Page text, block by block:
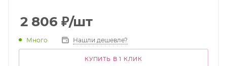
2 806 ₽/шт
Много Нашли дешевле?
КУПИТЬ В 1 КЛИК